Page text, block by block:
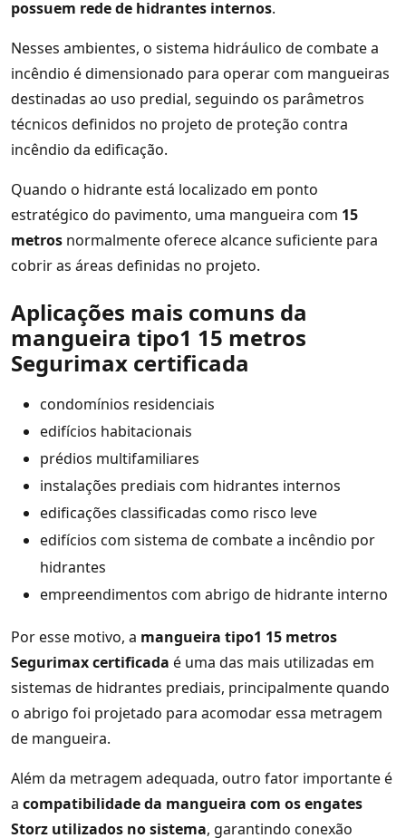
possuem rede de hidrantes internos.
Nesses ambientes, o sistema hidráulico de combate a
incêndio é dimensionado para operar com mangueiras
destinadas ao uso predial, seguindo os parâmetros
técnicos definidos no projeto de proteção contra
incêndio da edificação.
Quando o hidrante está localizado em ponto
estratégico do pavimento, uma mangueira com 15
metros normalmente oferece alcance suficiente para
cobrir as áreas definidas no projeto.
Aplicações mais comuns da
mangueira tipo1 15 metros
Segurimax certificada
condomínios residenciais
edifícios habitacionais
prédios multifamiliares
instalações prediais com hidrantes internos
edificações classificadas como risco leve
edifícios com sistema de combate a incêndio por
hidrantes
empreendimentos com abrigo de hidrante interno
Por esse motivo, a mangueira tipo1 15 metros
Segurimax certificada é uma das mais utilizadas em
sistemas de hidrantes prediais, principalmente quando
o abrigo foi projetado para acomodar essa metragem
de mangueira.
Além da metragem adequada, outro fator importante é
a compatibilidade da mangueira com os engates
Storz utilizados no sistema, garantindo conexão